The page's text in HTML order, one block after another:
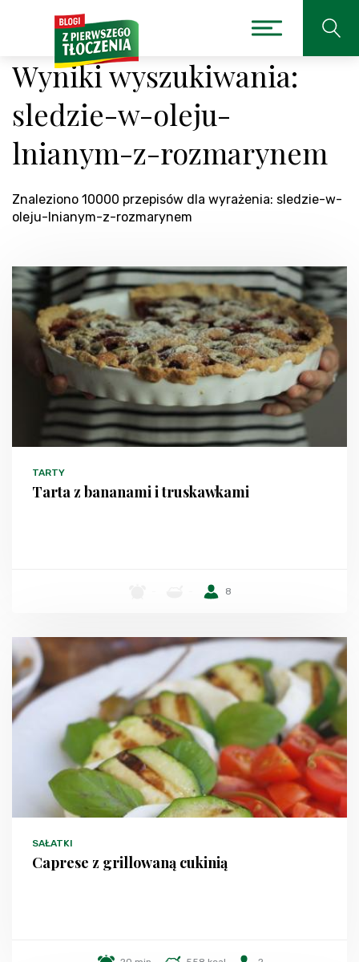
Wyniki wyszukiwania:
sledzie-w-oleju-
lnianym-z-rozmarynem
Znaleziono 10000 przepisów dla wyrażenia: sledzie-w-
oleju-lnianym-z-rozmarynem
TARTY
Tarta z bananami i truskawkami
8
SAŁATKI
Caprese z grillowaną cukinią